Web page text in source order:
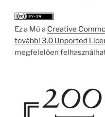
Ez a Mű a Creative
tovább! 3.0 Unported
megfelelően